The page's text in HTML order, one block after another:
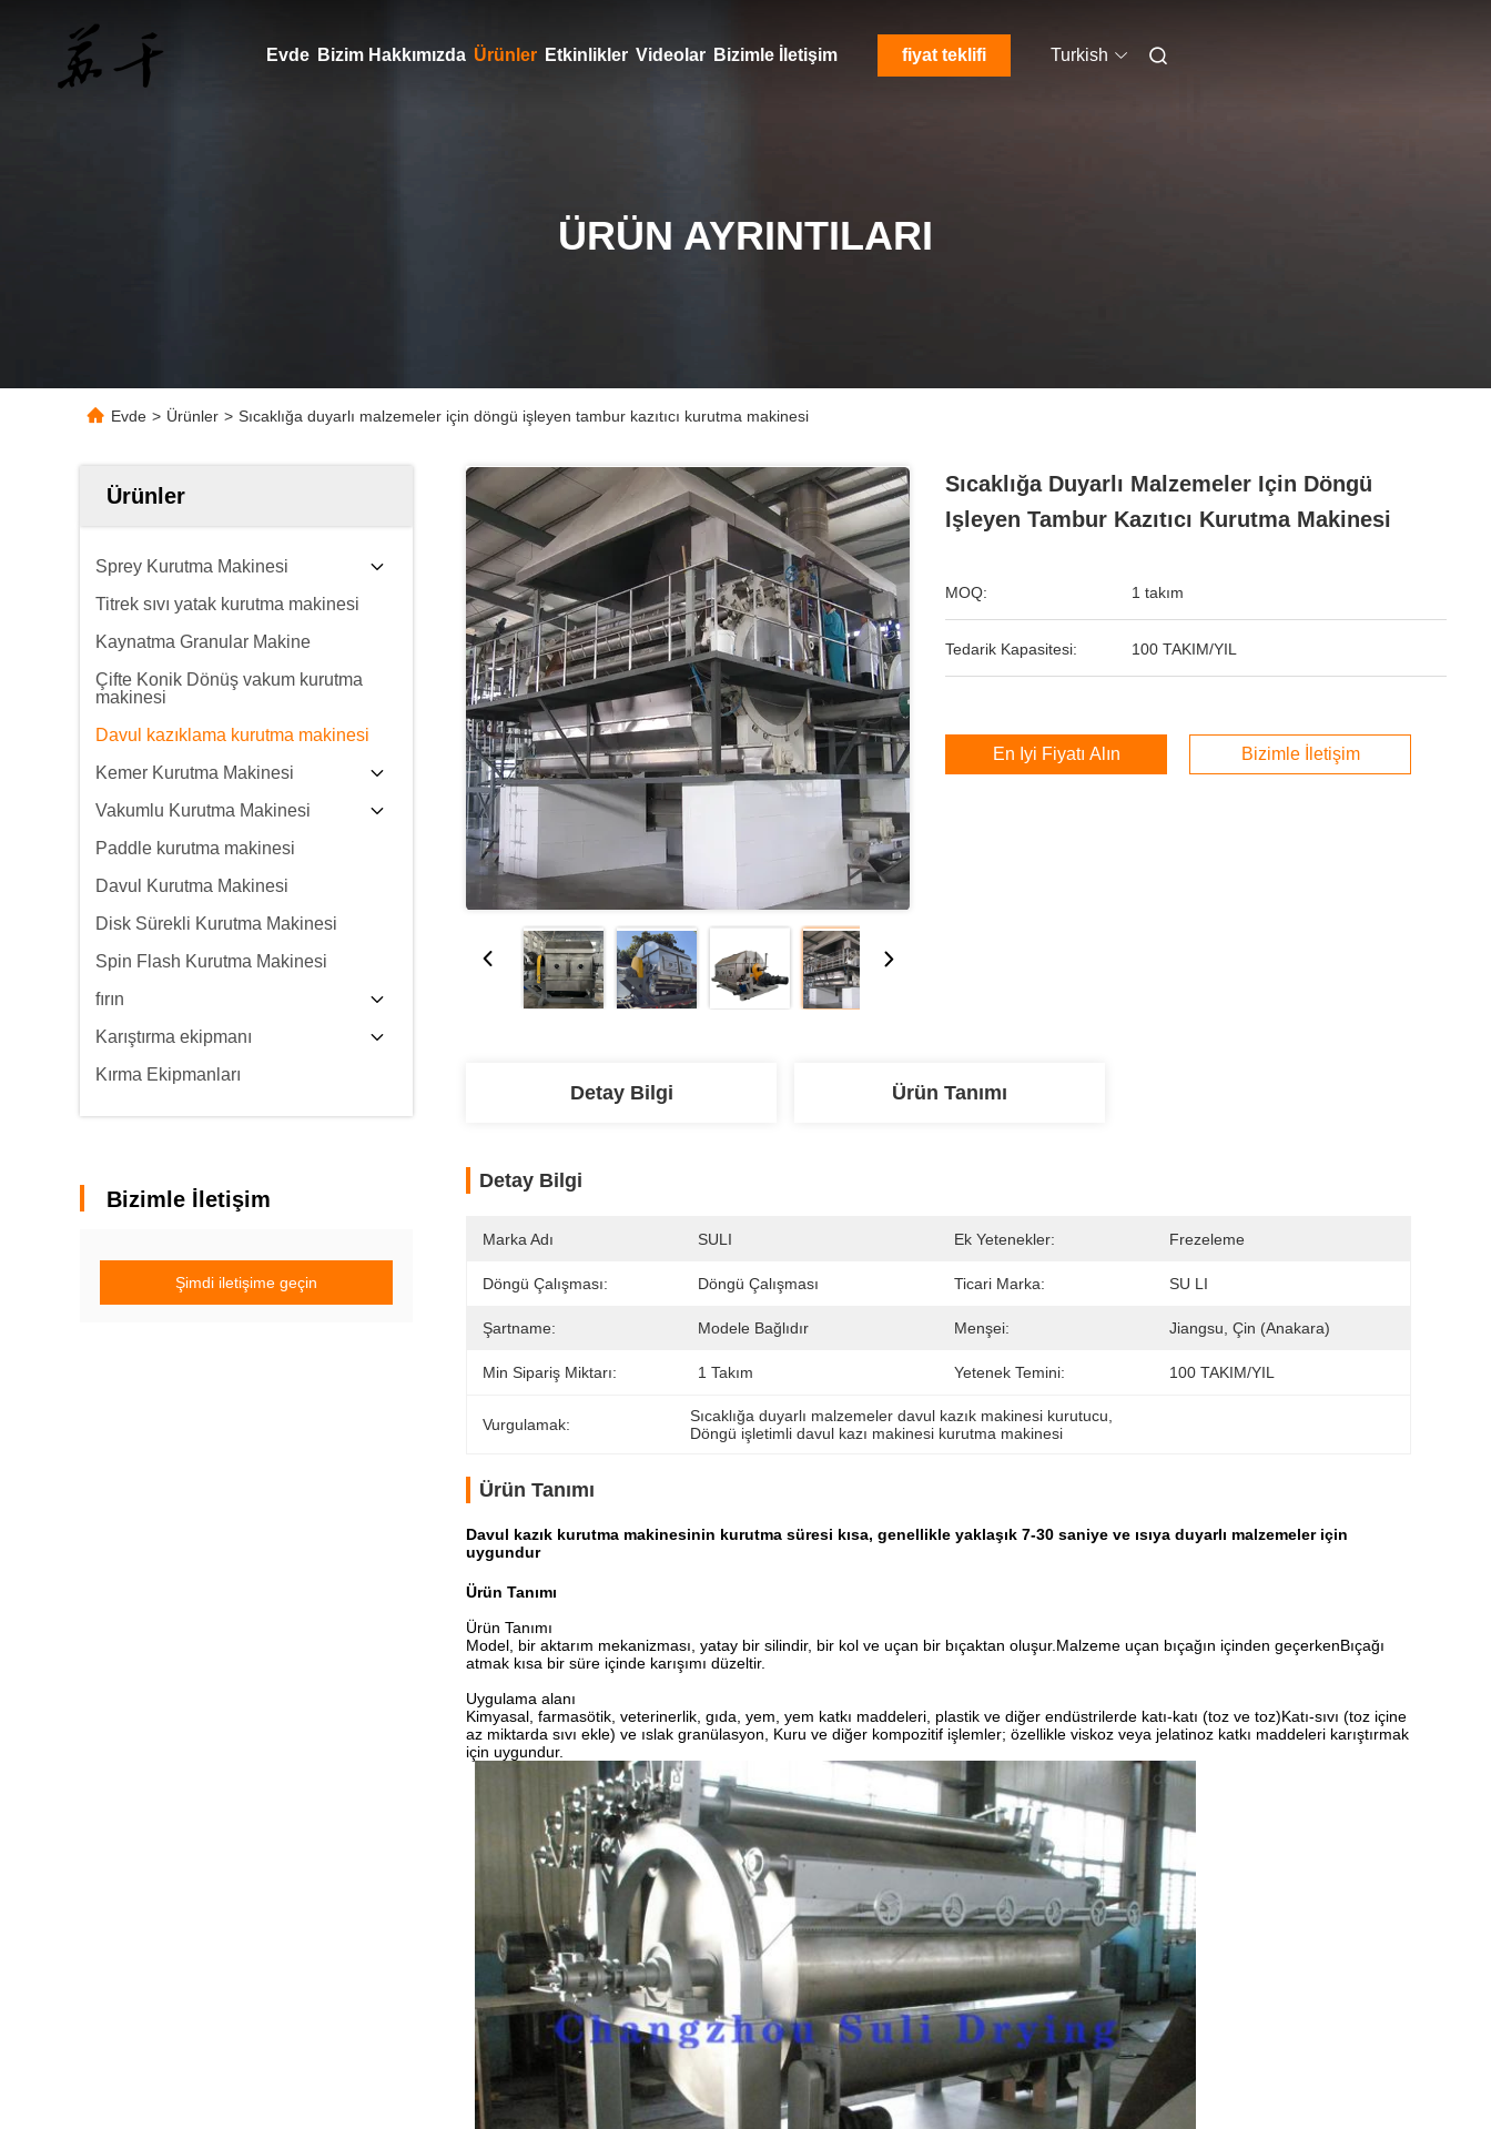
Evde Bizim Hakkımızda Ürünler Etkinlikler Videolar Bizimle İletişim fiyat teklifi Turkish
ÜRÜN AYRINTILARI
Evde > Ürünler > Sıcaklığa duyarlı malzemeler için döngü işleyen tambur kazıtıcı kurutma makinesi
Ürünler
Sprey Kurutma Makinesi
Titrek sıvı yatak kurutma makinesi
Kaynatma Granular Makine
Çifte Konik Dönüş vakum kurutma
makinesi
Davul kazıklama kurutma makinesi
Kemer Kurutma Makinesi
Vakumlu Kurutma Makinesi
Paddle kurutma makinesi
Davul Kurutma Makinesi
Disk Sürekli Kurutma Makinesi
Spin Flash Kurutma Makinesi
fırın
Karıştırma ekipmanı
Kırma Ekipmanları
Bizimle İletişim
Şimdi iletişime geçin
Sıcaklığa Duyarlı Malzemeler Için Döngü
Işleyen Tambur Kazıtıcı Kurutma Makinesi
MOQ: 1 takım
Tedarik Kapasitesi: 100 TAKIM/YIL
En İyi Fiyatı Alın Bizimle İletişim
Detay Bilgi Ürün Tanımı
Detay Bilgi
Marka Adı SULI Ek Yetenekler: Frezeleme
Döngü Çalışması: Döngü Çalışması Ticari Marka: SU LI
Şartname: Modele Bağlıdır Menşei: Jiangsu, Çin (Anakara)
Min Sipariş Miktarı: 1 Takım Yetenek Temini: 100 TAKIM/YIL
Vurgulamak: Sıcaklığa duyarlı malzemeler davul kazık makinesi kurutucu
Döngü işletimli davul kazı makinesi kurutma makinesi
Ürün Tanımı
Davul kazık kurutma makinesinin kurutma süresi kısa, genellikle yaklaşık 7-30 saniye ve ısıya duyarlı malzemeler için
uygundur
Ürün Tanımı
Ürün Tanımı
Model, bir aktarım mekanizması, yatay bir silindir, bir kol ve uçan bir bıçaktan oluşur.Malzeme uçan bıçağın içinden geçerkenBıçağı
atmak kısa bir süre içinde karışımı düzeltir.
Uygulama alanı
Kimyasal, farmasötik, veterinerlik, gıda, yem, yem katkı maddeleri, plastik ve diğer endüstrilerde katı-katı (toz ve toz)Katı-sıvı (toz içine
az miktarda sıvı ekle) ve ıslak granülasyon, Kuru ve diğer kompozitif işlemler; özellikle viskoz veya jelatinoz katkı maddeleri karıştırmak
için uygundur.